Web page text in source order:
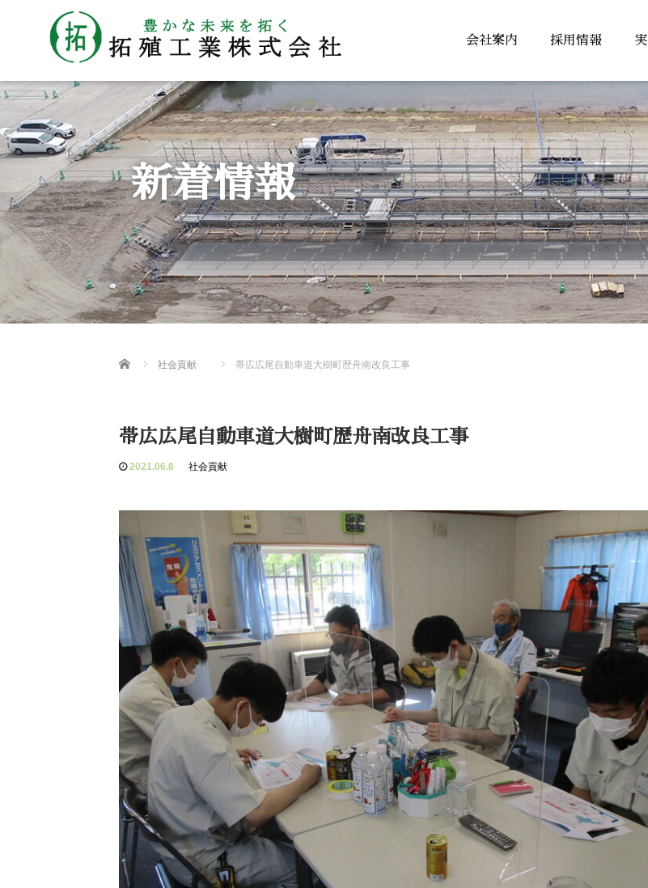
会社案内 採用情報
新着情報
Home 社会貢献 帯広広尾自動車道大樹町歴舟南改良工事
帯広広尾自動車道大樹町歴舟南改良工事
2021.06.8 社会貢献